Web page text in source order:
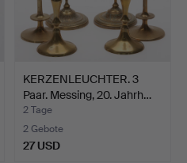
KERZENLEUCHTER. 3
Paar. Messing, 20. Jahrh…
2 Tage
2 Gebote
27 USD